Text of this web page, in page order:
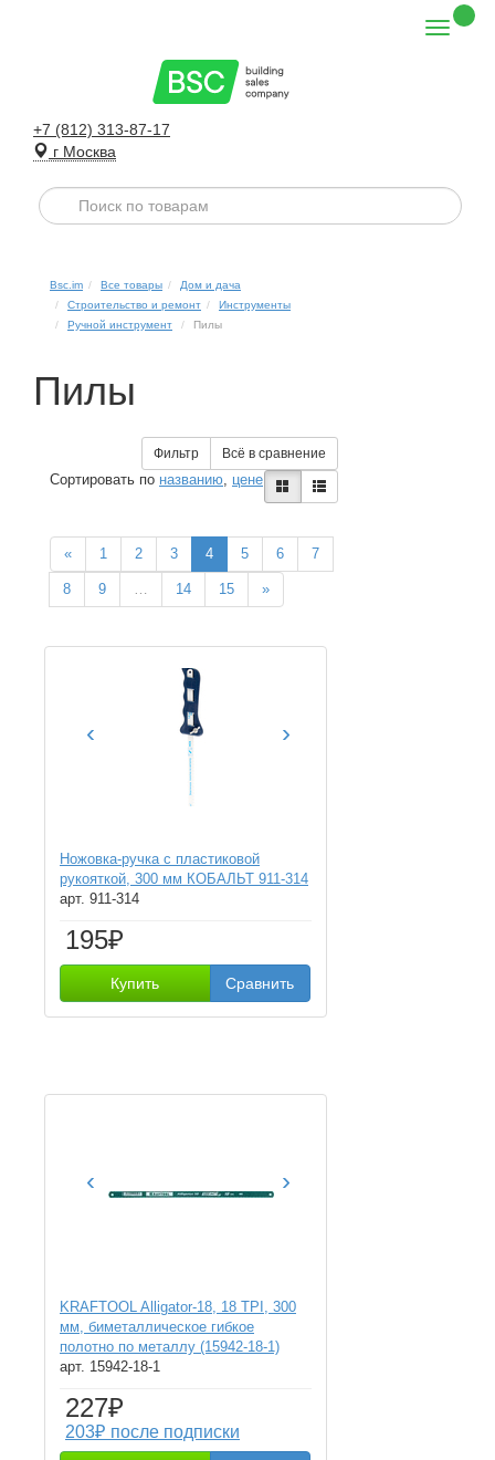
+7 (812) 313-87-17
г Москва
Bsc.im Все товары
Дом и дача
Строительство и ремонт
Инструменты
Ручной инструмент
Пилы
Пилы
Фильтр Всё в сравнение
Сортировать по названию, цене
« 1 2 3 4 5 6 7
8 9 … 14 15 »
‹ ›
Ножовка-ручка с пластиковой
рукояткой, 300 мм КОБАЛЬТ 911-314
арт. 911-314
195₽
Купить Сравнить
‹ ›
KRAFTOOL Alligator-18, 18 TPI, 300
мм, биметаллическое гибкое
полотно по металлу (15942-18-1)
арт. 15942-18-1
227₽
203₽ после подписки